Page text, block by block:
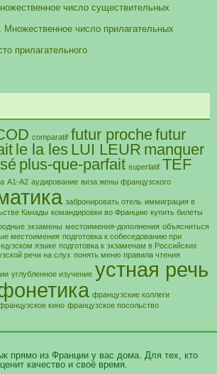
число существительных
Множественное число прилагательных
прилагательного
comparatif futur prochefutur
le la les LUI LEUR manquer
plus-que-parfait superlatif TEF
А1-А2 аудирование виза жены французского
забронировать отель иммиграция в
Канады командировки во Францию купить билеты
экзамены местоимения-дополнения объясниться
местоимения подготовка к собеседованию при
языке подготовка к экзаменам в Российских
речи на слух понять меню правила чтения
углубленное изучение устная речь
французские коллеги
кино французское посольство
прямо из Франции у вас дома. Для тех, кто
ценит качество и своё время.